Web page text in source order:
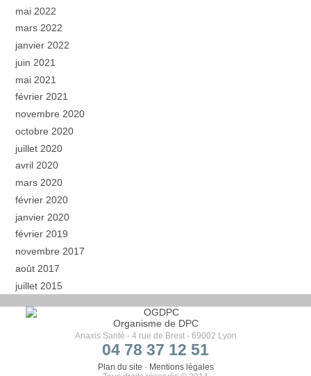
mai 2022
mars 2022
janvier 2022
juin 2021
mai 2021
février 2021
novembre 2020
octobre 2020
juillet 2020
avril 2020
mars 2020
février 2020
janvier 2020
février 2019
novembre 2017
août 2017
juillet 2015
Organisme de DPC
Anaxis Santé - 4 rue de Brest - 69002 Lyon
04 78 37 12 51
Plan du site - Mentions légales